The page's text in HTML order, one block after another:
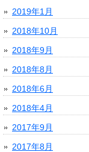
2019年1月
2018年10月
2018年9月
2018年8月
2018年6月
2018年4月
2017年9月
2017年8月